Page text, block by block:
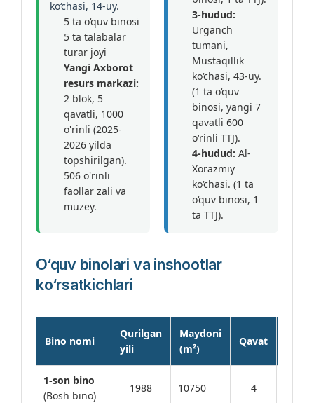
ko‘chasi, 14-uy.
5 ta o‘quv binosi
5 ta talabalar
turar joyi
Yangi Axborot
resurs markazi:
2 blok, 5
qavatli, 1000
o'rinli (2025-
2026 yilda
topshirilgan).
506 o'rinli
faollar zali va
muzey.
3-hudud:
Urganch
tumani,
Mustaqillik
ko‘chasi, 43-uy.
(1 ta o‘quv
binosi, yangi 7
qavatli 600
o‘rinli TTJ).
4-hudud: Al-
Xorazmiy
ko‘chasi. (1 ta
o‘quv binosi, 1
ta TTJ).
O‘quv binolari va inshootlar
ko‘rsatkichlari
Bino nomi
Qurilgan
yili
Maydoni
(m²)
Qavat
1-son bino
(Bosh bino)
1988 10750 4